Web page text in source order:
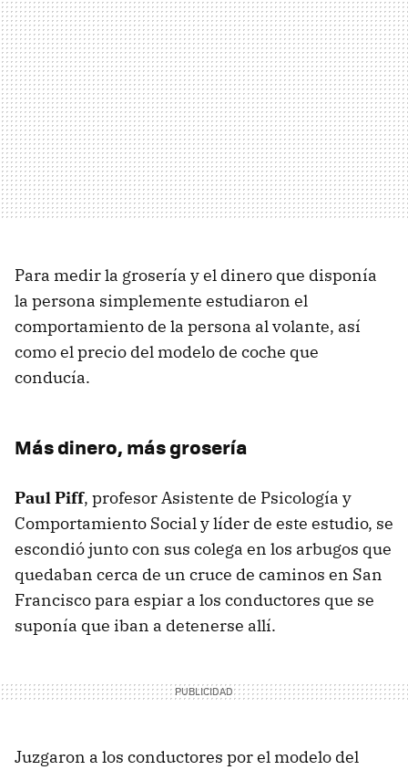
Para medir la grosería y el dinero que disponía
la persona simplemente estudiaron el
comportamiento de la persona al volante, así
como el precio del modelo de coche que
conducía.
Más dinero, más grosería
Paul Piff, profesor Asistente de Psicología y
Comportamiento Social y líder de este estudio, se
escondió junto con sus colega en los arbugos que
quedaban cerca de un cruce de caminos en San
Francisco para espiar a los conductores que se
suponía que iban a detenerse allí.
Juzgaron a los conductores por el modelo del